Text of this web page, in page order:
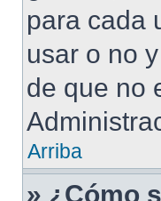
para cada
usar o no
de que no
Arriba
» ¿Cómo